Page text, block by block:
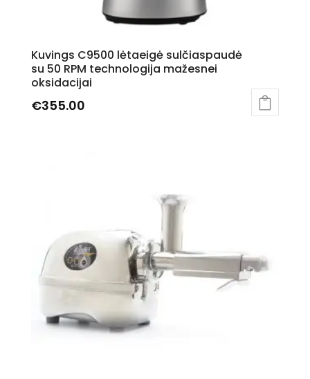
Kuvings C9500 lėtaeigė sulčiaspaudė
su 50 RPM technologija mažesnei
oksidacijai
€355.00
chosen
product
page